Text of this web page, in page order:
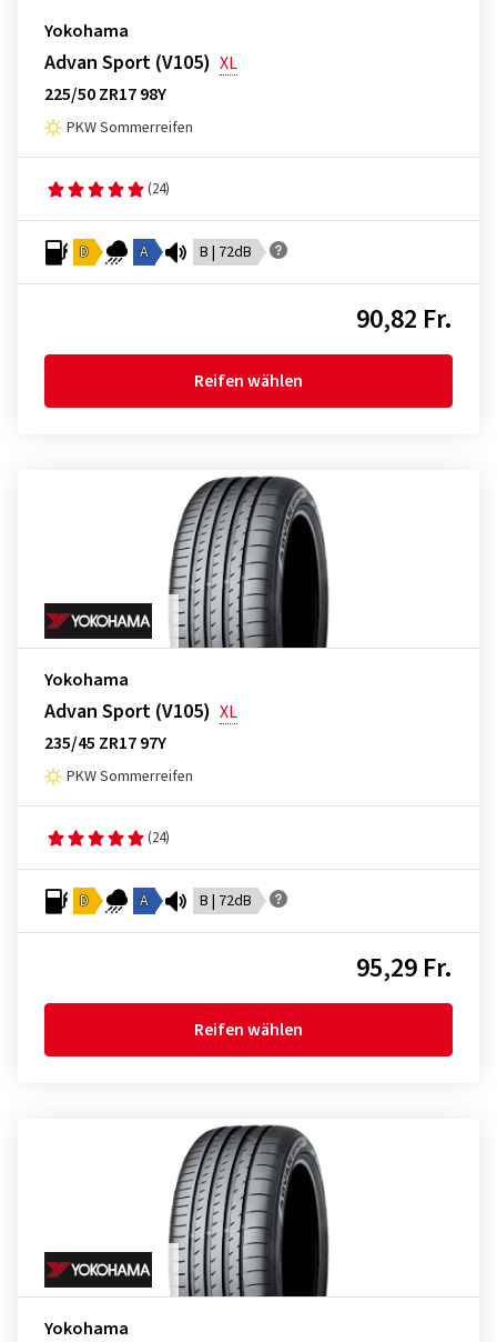
Yokohama
Advan Sport (V105) XL
225/50 ZR17 98Y
PKW Sommerreifen
(24)
D A B | 72dB
90,82 Fr.
Reifen wählen
Yokohama
Advan Sport (V105) XL
235/45 ZR17 97Y
PKW Sommerreifen
(24)
D A B | 72dB
95,29 Fr.
Reifen wählen
Yokohama